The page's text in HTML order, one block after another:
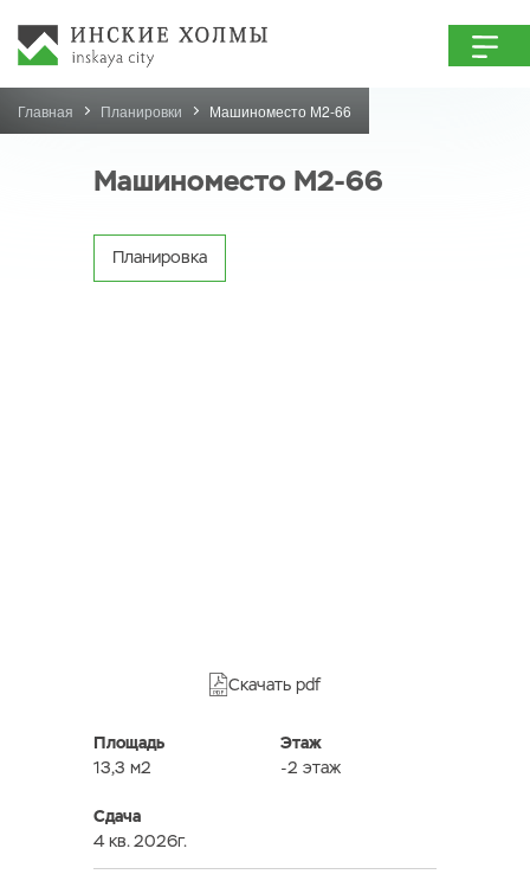
Главная Планировки Машиноместо М2-66
Машиноместо М2-66
Планировка
Скачать pdf
Площадь
13,3 м2
Этаж
-2 этаж
Сдача
4 кв. 2026г.